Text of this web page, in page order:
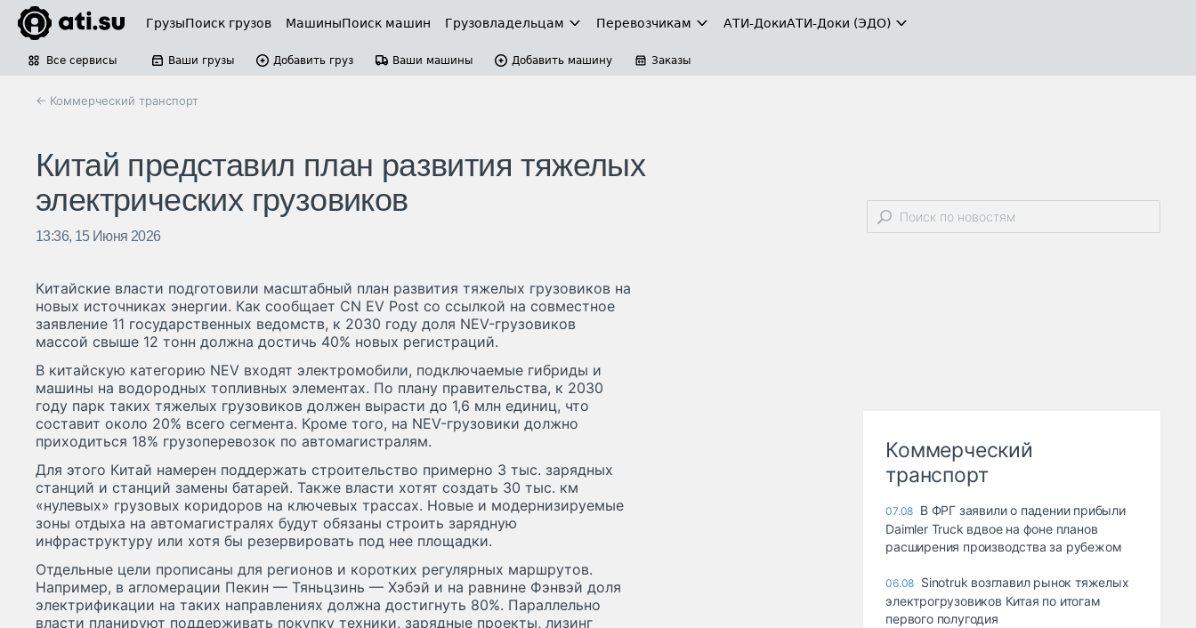
ГрузыПоиск грузов МашиныПоиск машин Грузовладельцам Перевозчикам АТИ-ДокиАТИ-Доки (ЭДО)
Все сервисы Ваши грузы Добавить груз Ваши машины Добавить машину Заказы
← Коммерческий транспорт
Китай представил план развития тяжелых
электрических грузовиков
13:36, 15 Июня 2026
Китайские власти подготовили масштабный план развития тяжелых грузовиков на
новых источниках энергии. Как сообщает CN EV Post со ссылкой на совместное
заявление 11 государственных ведомств, к 2030 году доля NEV-грузовиков
массой свыше 12 тонн должна достичь 40% новых регистраций.
В китайскую категорию NEV входят электромобили, подключаемые гибриды и
машины на водородных топливных элементах. По плану правительства, к 2030
году парк таких тяжелых грузовиков должен вырасти до 1,6 млн единиц, что
составит около 20% всего сегмента. Кроме того, на NEV-грузовики должно
приходиться 18% грузоперевозок по автомагистралям.
Для этого Китай намерен поддержать строительство примерно 3 тыс. зарядных
станций и станций замены батарей. Также власти хотят создать 30 тыс. км
«нулевых» грузовых коридоров на ключевых трассах. Новые и модернизируемые
зоны отдыха на автомагистралях будут обязаны строить зарядную
инфраструктуру или хотя бы резервировать под нее площадки.
Отдельные цели прописаны для регионов и коротких регулярных маршрутов.
Например, в агломерации Пекин — Тяньцзинь — Хэбэй и на равнине Фэнвэй доля
электрификации на таких направлениях должна достигнуть 80%. Параллельно
власти планируют поддерживать покупку техники, зарядные проекты, лизинг
Коммерческий
транспорт
07.08 В ФРГ заявили о падении прибыли
Daimler Truck вдвое на фоне планов
расширения производства за рубежом
06.08 Sinotruk возглавил рынок тяжелых
электрогрузовиков Китая по итогам
первого полугодия